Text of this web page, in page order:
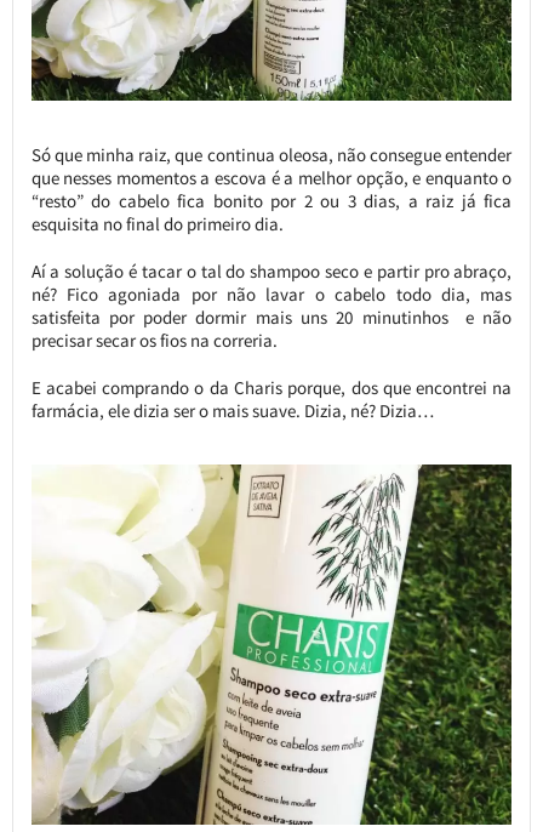
Só que minha raiz, que continua oleosa, não consegue entender
que nesses momentos a escova é a melhor opção, e enquanto o
“resto” do cabelo fica bonito por 2 ou 3 dias, a raiz já fica
esquisita no final do primeiro dia.
Aí a solução é tacar o tal do shampoo seco e partir pro abraço,
né? Fico agoniada por não lavar o cabelo todo dia, mas
satisfeita por poder dormir mais uns 20 minutinhos e não
precisar secar os fios na correria.
E acabei comprando o da Charis porque, dos que encontrei na
farmácia, ele dizia ser o mais suave. Dizia, né? Dizia…